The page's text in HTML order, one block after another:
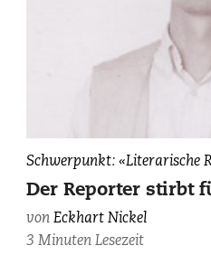
Eckhart
photographiert
von
Jo
Schwerpunkt: «Literarische
Der Reporter stirbt
vonEckhart Nickel
3 Minuten Lesezeit